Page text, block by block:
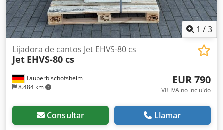
1 /3
Tauberbischofsheim
8.484 km
Lijadora de cantos Jet EHVS-80 cs
Jet EHVS-80 cs
EUR 790
VB IVA no incluído
Consultar Llamar